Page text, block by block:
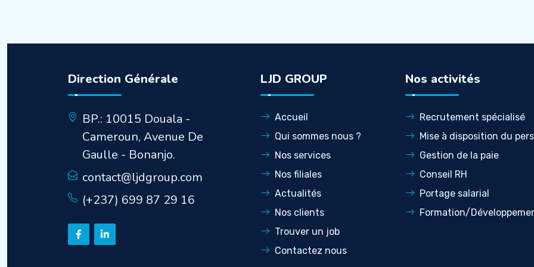
Direction Générale
BP.: 10015 Douala -
Cameroun, Avenue De
Gaulle - Bonanjo.
contact@ljdgroup.com
(+237) 699 87 29 16
LJD GROUP
Accueil
Qui sommes nous ?
Nos services
Nos filiales
Actualités
Nos clients
Trouver un job
Contactez nous
Nos activités
Recrutement spécialisé
Mise à disposition du
Gestion de la paie
Conseil RH
Portage salarial
Formation/